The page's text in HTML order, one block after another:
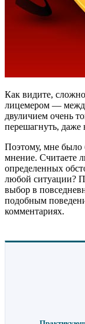
Как видите,
лицемером —
двуличием очень
перешагнуть, даже
Поэтому, мне было
мнение. Считаете
определенных
любой ситуации?
выбор в
подобным
комментариях.